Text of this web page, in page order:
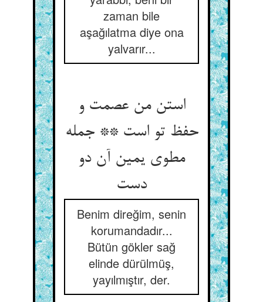
zaman bile
aşağılatma diye ona
yalvarır...
استن من عصمت و
حفظ تو است ** جمله
مطوی یمین آن دو
دست
Benim direğim, senin
korumandadır...
Bütün gökler sağ
elinde dürülmüş,
yayılmıştır, der.